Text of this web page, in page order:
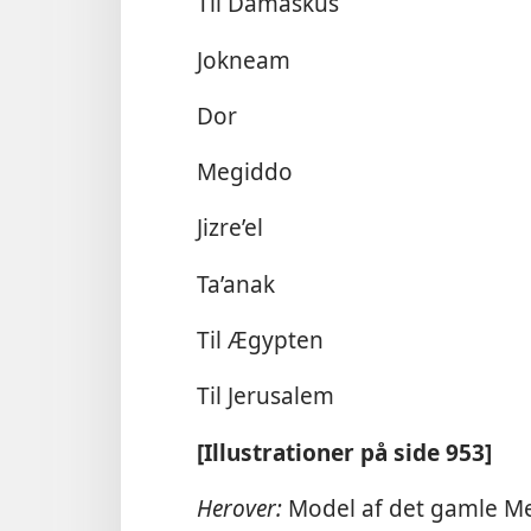
Jokneam
Dor
Megiddo
Jizre’el
Ta’anak
Til Ægypten
Til Jerusalem
[Illustrationer på side 953]
Herover: Model af det gamle